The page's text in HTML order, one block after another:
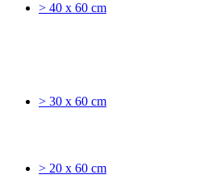
> 40 x 60 cm
> 30 x 60 cm
> 20 x 60 cm